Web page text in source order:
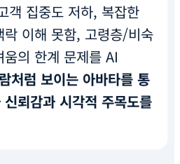
객 집중도 저하, 복잡한
락 이해 못함, 고령층/비숙
의 한계 문제를 AI
처럼 보이는 아바타를 통
뢰감과 시각적 주목도를